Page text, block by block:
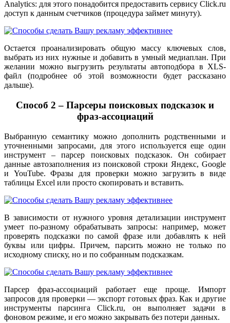
Analytics: для этого понадобится предоставить сервису Click.ru
доступ к данным счетчиков (процедура займет минуту).
Остается проанализировать общую массу ключевых слов,
выбрать из них нужные и добавить в умный медиаплан. При
желании можно выгрузить результаты автоподбора в XLS-
файл (подробнее об этой возможности будет рассказано
дальше).
Способ 2 – Парсеры поисковых подсказок и
фраз-ассоциаций
Выбранную семантику можно дополнить родственными и
уточненными запросами, для этого используется еще один
инструмент – парсер поисковых подсказок. Он собирает
данные автозаполнения из поисковой строки Яндекс, Google
и YouTube. Фразы для проверки можно загрузить в виде
таблицы Excel или просто скопировать и вставить.
В зависимости от нужного уровня детализации инструмент
умеет по-разному обрабатывать запросы: например, может
проверять подсказки по самой фразе или добавлять к ней
буквы или цифры. Причем, парсить можно не только по
исходному списку, но и по собранным подсказкам.
Парсер фраз-ассоциаций работает еще проще. Импорт
запросов для проверки — экспорт готовых фраз. Как и другие
инструменты парсинга Click.ru, он выполняет задачи в
фоновом режиме, и его можно закрывать без потери данных.